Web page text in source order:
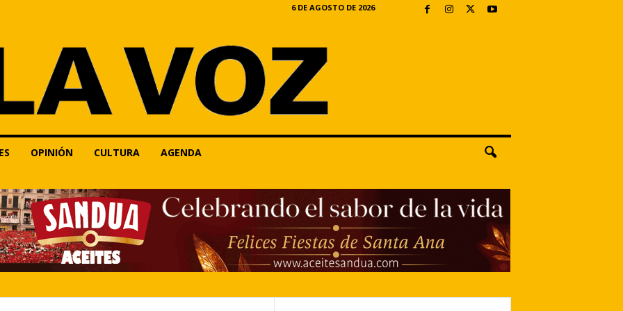
6 DE AGOSTO DE 2026
OPINIÓN CULTURA AGENDA